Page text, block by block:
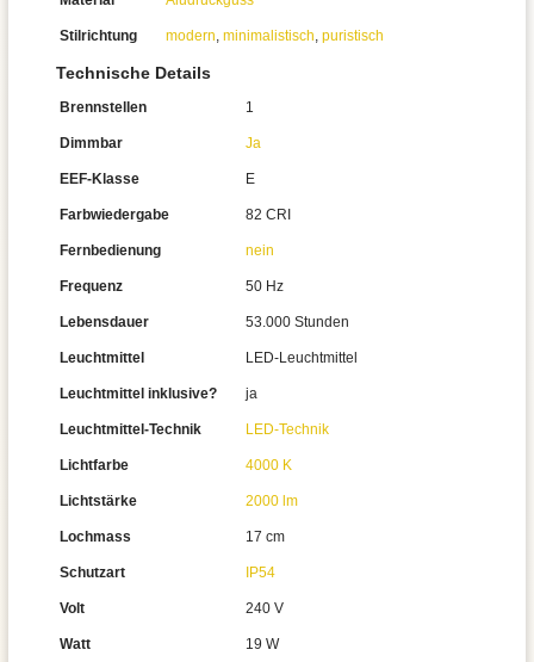
Stilrichtung modern, minimalistisch, puristisch
Technische Details
Brennstellen 1
Dimmbar Ja
EEF-Klasse E
Farbwiedergabe 82 CRI
Fernbedienung nein
Frequenz 50 Hz
Lebensdauer 53.000 Stunden
Leuchtmittel LED-Leuchtmittel
Leuchtmittel inklusive? ja
Leuchtmittel-Technik LED-Technik
Lichtfarbe 4000 K
Lichtstärke 2000 lm
Lochmass 17 cm
Schutzart IP54
Volt 240 V
Watt 19 W